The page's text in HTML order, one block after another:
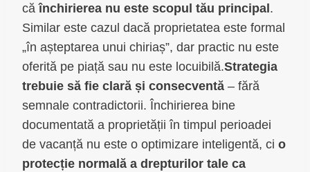
căînchirierea nu este scopul tău principal .
Similar este cazul dacă proprietatea este formal
„în așteptarea unui chiriaș”, dar practic nu este
oferită pe piață sau nu este locuibilă.Strategia
trebuie să fie clară și consecventă – fără
semnale contradictorii. Închirierea bine
documentată a proprietății în timpul perioadei
de vacanță nu este o optimizare inteligentă, ci o
protecție normală a drepturilor tale ca